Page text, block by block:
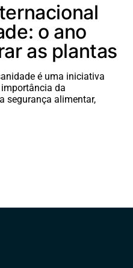
o ano
as plantas
é uma iniciativa
da
segurança alimentar,
Ribatejo